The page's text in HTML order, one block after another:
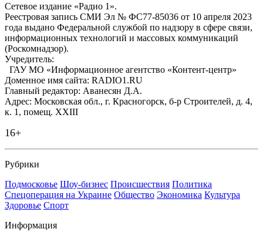
Сетевое издание «Радио 1».
Реестровая запись СМИ Эл № ФС77-85036 от 10 апреля 2023
года выдано Федеральной службой по надзору в сфере связи,
информационных технологий и массовых коммуникаций
(Роскомнадзор).
Учредитель:
ГАУ МО «Информационное агентство «Контент-центр»
Доменное имя сайта: RADIO1.RU
Главный редактор: Аванесян Д.А.
Адрес: Московская обл., г. Красногорск, б-р Строителей, д. 4,
к. 1, помещ. XXIII
16+
Рубрики
Подмосковье Шоу-бизнес Происшествия Политика
Спецоперация на Украине Общество Экономика Культура
Здоровье Спорт
Информация